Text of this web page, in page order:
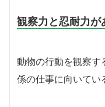
観察力と忍耐力が
動物の行動を観察す
係の仕事に向いてい